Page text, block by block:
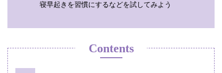
寝早起きを習慣にするなどを試してみよう
Contents